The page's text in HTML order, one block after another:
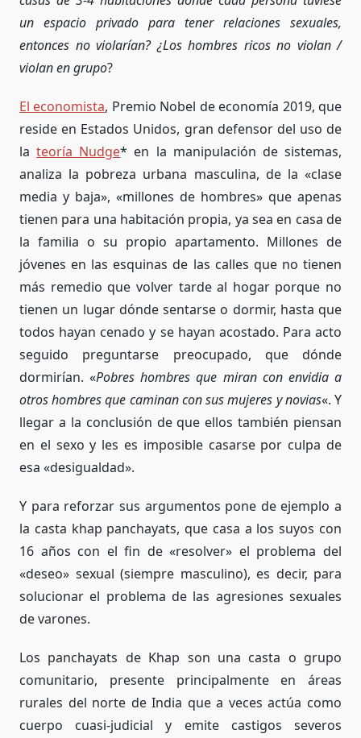
un espacio privado para tener relaciones sexuales,
entonces no violarían? ¿Los hombres ricos no violan /
violan en grupo?
El economista, Premio Nobel de economía 2019, que
reside en Estados Unidos, gran defensor del uso de
lateoría Nudge* en la manipulación de sistemas,
analiza la pobreza urbana masculina, de la «clase
media y baja», «millones de hombres» que apenas
tienen para una habitación propia, ya sea en casa de
la familia o su propio apartamento. Millones de
jóvenes en las esquinas de las calles que no tienen
más remedio que volver tarde al hogar porque no
tienen un lugar dónde sentarse o dormir, hasta que
todos hayan cenado y se hayan acostado. Para acto
seguido preguntarse preocupado, que dónde
dormirían. «Pobres hombres que miran con envidia a
otros hombres que caminan con sus mujeres y novias«. Y
llegar a la conclusión de que ellos también piensan
en el sexo y les es imposible casarse por culpa de
esa «desigualdad».
Y para reforzar sus argumentos pone de ejemplo a
la casta khap panchayats, que casa a los suyos con
16 años con el fin de «resolver» el problema del
«deseo» sexual (siempre masculino), es decir, para
solucionar el problema de las agresiones sexuales
de varones.
Los panchayats de Khap son una casta o grupo
comunitario, presente principalmente en áreas
rurales del norte de India que a veces actúa como
cuerpo cuasi-judicial y emite castigos severos